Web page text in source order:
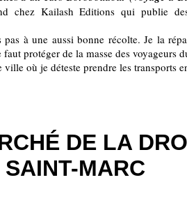
chez Kailash Editions qui publie
pas à une aussi bonne récolte. Je la
protéger de la masse des voyageurs
ville où je déteste prendre les transports
DE LA
MARC